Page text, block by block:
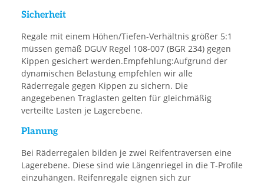
Sicherheit
Regale mit einem Höhen/Tiefen-Verhältnis größer 5:1
müssen gemäß DGUV Regel 108-007 (BGR 234) gegen
Kippen gesichert werden.Empfehlung:Aufgrund der
dynamischen Belastung empfehlen wir alle
Räderregale gegen Kippen zu sichern. Die
angegebenen Traglasten gelten für gleichmäßig
verteilte Lasten je Lagerebene.
Planung
Bei Räderregalen bilden je zwei Reifentraversen eine
Lagerebene. Diese sind wie Längenriegel in die T-Profile
einzuhängen. Reifenregale eignen sich zur